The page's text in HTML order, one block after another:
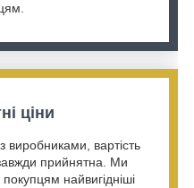
ціни
виробниками, вартість
прийнятна. Ми
найвигідніші